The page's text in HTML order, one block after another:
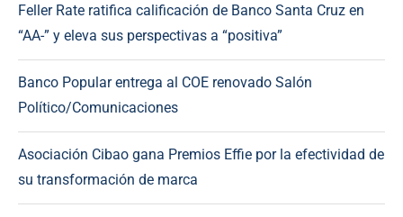
Feller Rate ratifica calificación de Banco Santa Cruz en
“AA-” y eleva sus perspectivas a “positiva”
Banco Popular entrega al COE renovado Salón
Político/Comunicaciones
Asociación Cibao gana Premios Effie por la efectividad de
su transformación de marca